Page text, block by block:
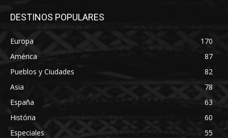
DESTINOS POPULARES
Europa
170
América
87
Pueblos y Ciudades
82
Asia
78
España
63
História
60
Especiales
55